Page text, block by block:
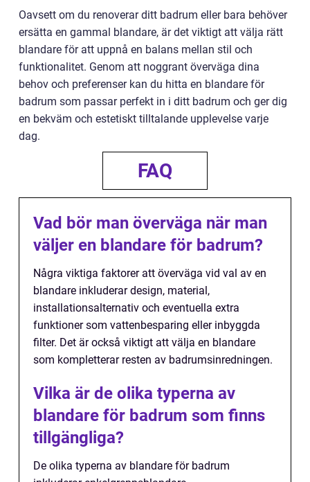
Oavsett om du renoverar ditt badrum eller bara behöver
ersätta en gammal blandare, är det viktigt att välja rätt
blandare för att uppnå en balans mellan stil och
funktionalitet. Genom att noggrant överväga dina
behov och preferenser kan du hitta en blandare för
badrum som passar perfekt in i ditt badrum och ger dig
en bekväm och estetiskt tilltalande upplevelse varje
dag.
FAQ
Vad bör man överväga när man
väljer en blandare för badrum?
Några viktiga faktorer att överväga vid val av en
blandare inkluderar design, material,
installationsalternativ och eventuella extra
funktioner som vattenbesparing eller inbyggda
filter. Det är också viktigt att välja en blandare
som kompletterar resten av badrumsinredningen.
Vilka är de olika typerna av
blandare för badrum som finns
tillgängliga?
De olika typerna av blandare för badrum